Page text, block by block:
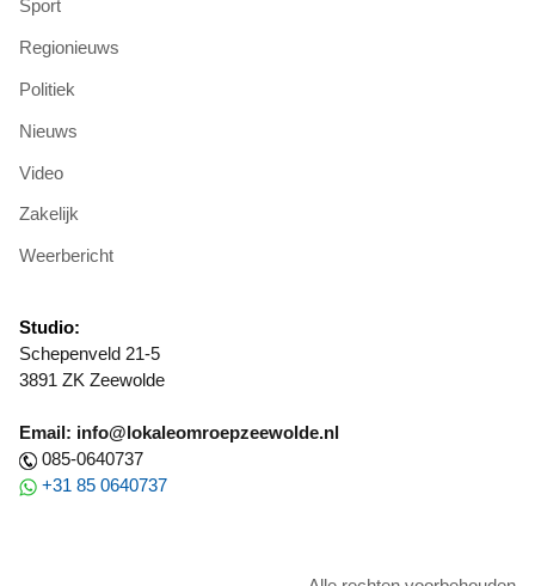
Sport
Regionieuws
Politiek
Nieuws
Video
Zakelijk
Weerbericht
Studio:
Schepenveld 21-5
3891 ZK Zeewolde
Email: info@lokaleomroepzeewolde.nl
085-0640737
+31 85 0640737